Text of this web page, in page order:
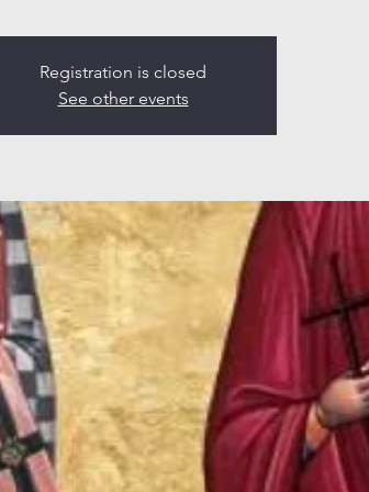
Registration is closed
See other events